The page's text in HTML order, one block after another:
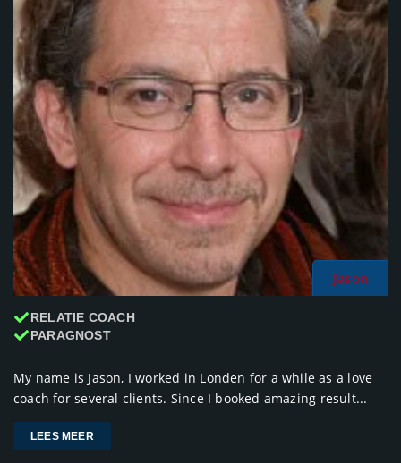
Jason
RELATIE COACH
PARAGNOST
My name is Jason, I worked in Londen for a while as a love
coach for several clients. Since I booked amazing result...
LEES MEER